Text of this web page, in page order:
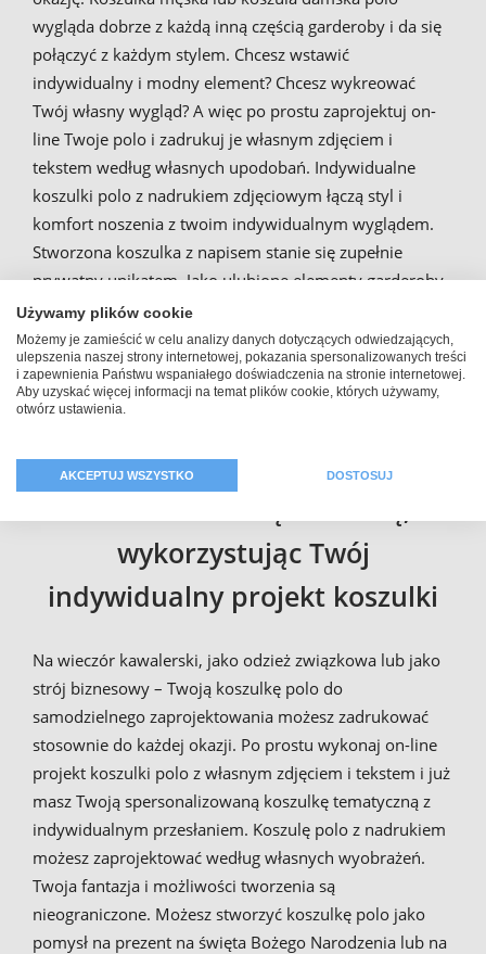
wygląda dobrze z każdą inną częścią garderoby i da się
połączyć z każdym stylem. Chcesz wstawić
indywidualny i modny element? Chcesz wykreować
Twój własny wygląd? A więc po prostu zaprojektuj on-
line Twoje polo i zadrukuj je własnym zdjęciem i
tekstem według własnych upodobań. Indywidualne
koszulki polo z nadrukiem zdjęciowym łączą styl i
komfort noszenia z twoim indywidualnym wyglądem.
Stworzona koszulka z napisem stanie się zupełnie
prywatny unikatem. Jako ulubione elementy garderoby
Twoje koszulki polo ze zdjęciem zasługują na szczególne
miejsce w Twojej szafie.
Zadrukuj zdjęciem
spersonalizowaną koszulę polo
wykorzystując Twój
indywidualny projekt koszulki
Na wieczór kawalerski, jako odzież związkowa lub jako
strój biznesowy – Twoją koszulkę polo do
samodzielnego zaprojektowania możesz zadrukować
stosownie do każdej okazji. Po prostu wykonaj on-line
projekt koszulki polo z własnym zdjęciem i tekstem i już
masz Twoją spersonalizowaną koszulkę tematyczną z
indywidualnym przesłaniem. Koszulę polo z nadrukiem
możesz zaprojektować według własnych wyobrażeń.
Twoja fantazja i możliwości tworzenia są
nieograniczone. Możesz stworzyć koszulkę polo jako
pomysł na prezent na święta Bożego Narodzenia lub na
Używamy plików cookie
Możemy je zamieścić w celu analizy danych dotyczących odwiedzających,
ulepszenia naszej strony internetowej, pokazania spersonalizowanych treści
i zapewnienia Państwu wspaniałego doświadczenia na stronie internetowej.
Aby uzyskać więcej informacji na temat plików cookie, których używamy,
otwórz ustawienia.
AKCEPTUJ WSZYSTKO DOSTOSUJ